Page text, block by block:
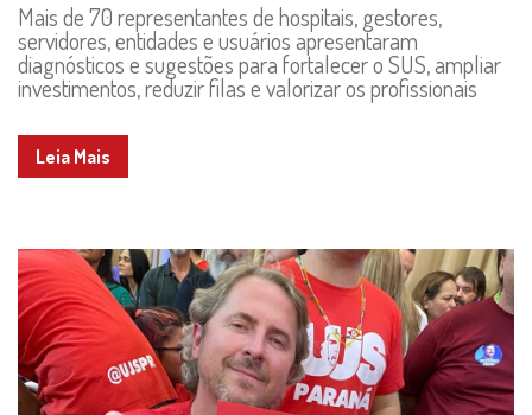
Mais de 70 representantes de hospitais, gestores,
servidores, entidades e usuários apresentaram
diagnósticos e sugestões para fortalecer o SUS, ampliar
investimentos, reduzir filas e valorizar os profissionais
Leia Mais